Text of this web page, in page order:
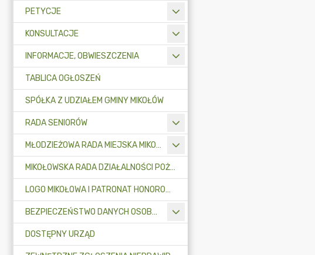
PETYCJE
KONSULTACJE
INFORMACJE, OBWIESZCZENIA
TABLICA OGŁOSZEŃ
SPÓŁKA Z UDZIAŁEM GMINY MIKOŁÓW
RADA SENIORÓW
MŁODZIEŻOWA RADA MIEJSKA MIKOŁOWA
MIKOŁOWSKA RADA DZIAŁALNOŚCI POŻYTKU PUBLICZNEGO
LOGO MIKOŁOWA I PATRONAT HONOROWY BURMISTRZA MIKOŁOWA
BEZPIECZEŃSTWO DANYCH OSOBOWYCH
DOSTĘPNY URZĄD